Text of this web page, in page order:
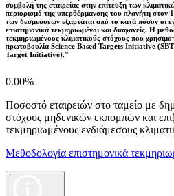
συμβολή της εταιρείας στην επίτευξη των
περιορισμό της υπερθέρμανσης του πλανήτη στον
των δεσμεύσεων εξαρτάται από το κατά πόσον οι
επιστημονικά τεκμηριωμένοι και διαφανείς. Η
τεκμηριωμένους κλιματικούς στόχους που
πρωτοβουλία Science Based Targets Initiative
Target Initiative)."
0.00%
Ποσοστό εταιρειών στο ταμείο με
στόχους μηδενικών εκπομπών και
τεκμηριωμένους ενδιάμεσους
Μεθοδολογία επιστημονικά